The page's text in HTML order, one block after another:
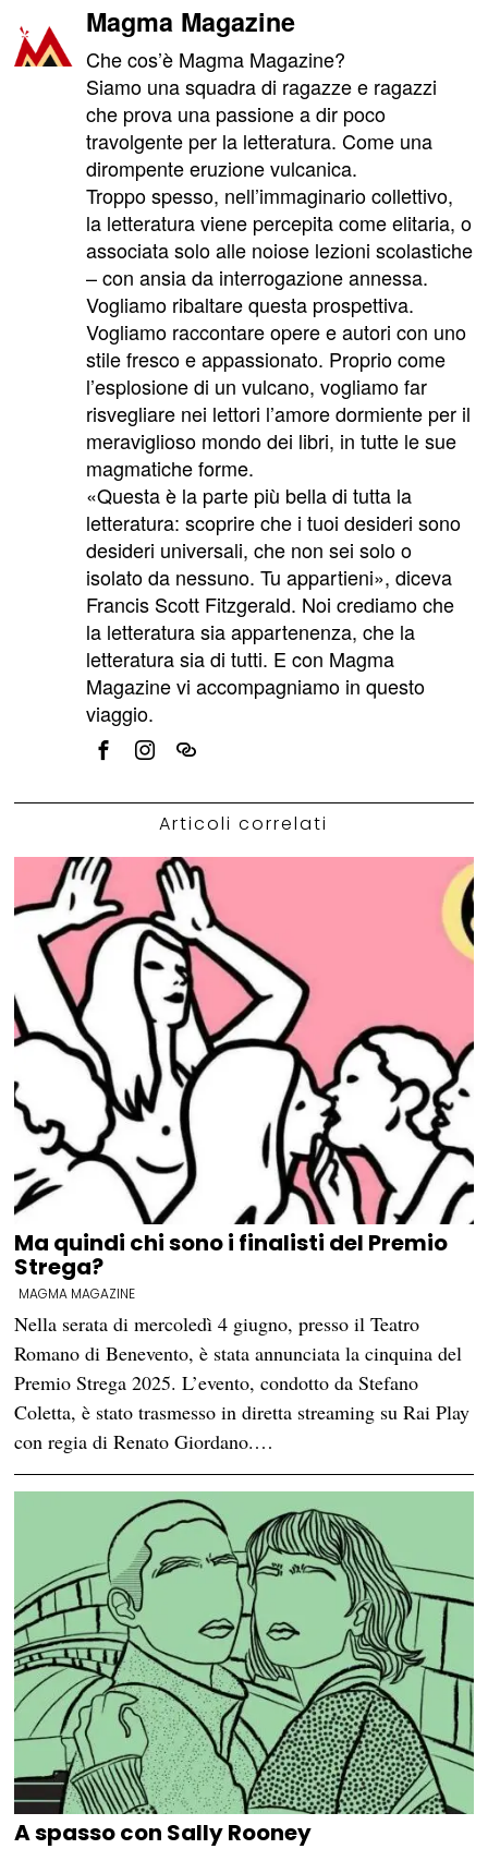
Magma Magazine
Che cos’è Magma Magazine?
Siamo una squadra di ragazze e ragazzi
che prova una passione a dir poco
travolgente per la letteratura. Come una
dirompente eruzione vulcanica.
Troppo spesso, nell’immaginario collettivo,
la letteratura viene percepita come elitaria, o
associata solo alle noiose lezioni scolastiche
– con ansia da interrogazione annessa.
Vogliamo ribaltare questa prospettiva.
Vogliamo raccontare opere e autori con uno
stile fresco e appassionato. Proprio come
l’esplosione di un vulcano, vogliamo far
risvegliare nei lettori l’amore dormiente per il
meraviglioso mondo dei libri, in tutte le sue
magmatiche forme.
«Questa è la parte più bella di tutta la
letteratura: scoprire che i tuoi desideri sono
desideri universali, che non sei solo o
isolato da nessuno. Tu appartieni», diceva
Francis Scott Fitzgerald. Noi crediamo che
la letteratura sia appartenenza, che la
letteratura sia di tutti. E con Magma
Magazine vi accompagniamo in questo
viaggio.
Articoli correlati
Ma quindi chi sono i finalisti del Premio
Strega?
MAGMA MAGAZINE
Nella serata di mercoledì 4 giugno, presso il Teatro
Romano di Benevento, è stata annunciata la cinquina del
Premio Strega 2025. L’evento, condotto da Stefano
Coletta, è stato trasmesso in diretta streaming su Rai Play
con regia di Renato Giordano.…
A spasso con Sally Rooney